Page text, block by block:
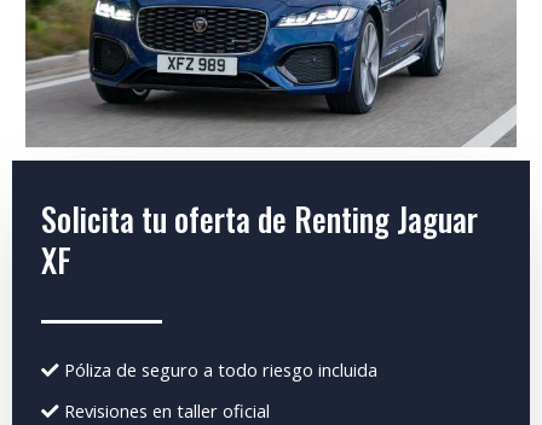
Solicita tu oferta de Renting Jaguar
XF
Póliza de seguro a todo riesgo incluida
Revisiones en taller oficial